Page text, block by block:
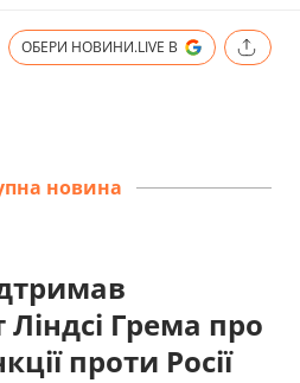
ОБЕРИ НОВИНИ.LIVE В
новина
Грема про
проти Росії